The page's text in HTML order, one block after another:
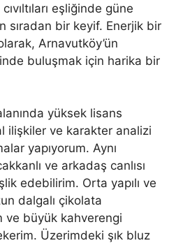
eşliğinde güne
sıradan bir keyif. Enerjik bir
Arnavutköy’ün
buluşmak için harika bir
yüksek lisans
ilişkiler ve karakter analizi
yapıyorum. Aynı
ve arkadaş canlısı
edebilirim. Orta yapılı ve
dalgalı çikolata
ve büyük kahverengi
Üzerimdeki şık bluz